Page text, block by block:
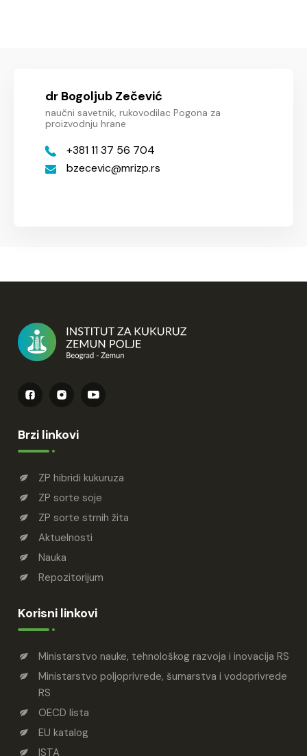
dr Bogoljub Zečević
naučni savetnik, rukovodilac Pogona za
proizvodnju hrane
+381 11 37 56 704
bzecevic
mrizp.rs
Brzi linkovi
ZP hibridi kukuruza
ZP sorte soje
ZP sorte strnih žita
Aktuelnosti
Nauka
Repozitorijum
Korisni linkovi
Ministarstvo nauke, tehnološkog razvoja i inovacija RS
Ministarstvo poljoprivrede, šumarstva i vodoprivrede
RS
OECD lista
EU katalog
ISTA